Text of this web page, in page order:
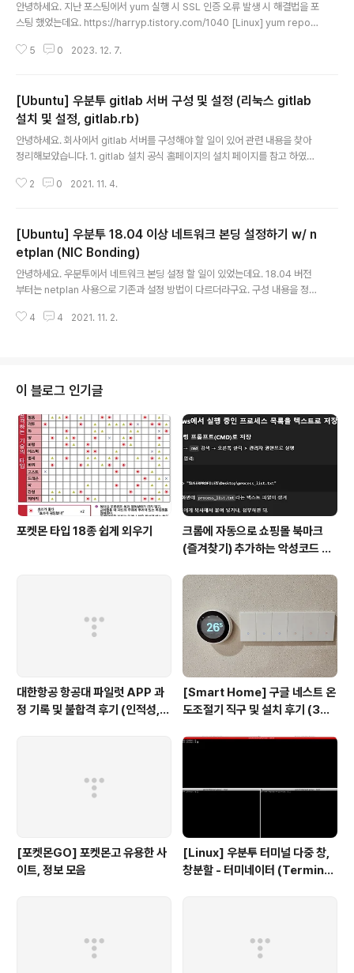
안녕하세요. 지난 포스팅에서 yum 실행 시 SSL 인증 오류 발생 시 해결법을 포
스팅 했었는데요. https://harryp.tistory.com/1040 [Linux] yum reposi
같은 환경에서는 외부 네트워크가 연결되어 있다 하더라도 SSL 인증 문제로 y
적용하는 방법 이었고, 전체 repository 에 일괄로 적용하는 방법을 알게되어
공유 드립니다. 방법은 무지 간단합니다. yum conf 파일인 /etc/yum.conf..
5 0 2023. 12. 7.
[Ubuntu] 우분투 gitlab 서버 구성 및 설정 (리눅스 gitlab
설치 및 설정, gitlab.rb)
안녕하세요. 회사에서 gitlab 서버를 구성해야 할 일이 있어 관련 내용을 찾아
정리해보았습니다. 1. gitlab 설치 공식 홈페이지의 설치 페이지를 참고 하였습
Learn about the various GitLab installation packages and downlo
udo apt-get update # sudo apt-get install -y curl openssh-serve
r c..
2 0 2021. 11. 4.
[Ubuntu] 우분투 18.04 이상 네트워크 본딩 설정하기 w/ n
etplan (NIC Bonding)
안녕하세요. 우분투에서 네트워크 본딩 설정 할 일이 있었는데요. 18.04 버전
부터는 netplan 사용으로 기존과 설정 방법이 다르더라구요. 구성 내용을 정리
치해 줍니다. # sudo apt-get install ifenslave 2. bonding 모듈 작업 다
er-all.yaml 파일 수정 다음 파일을 root 권한으로 수정해 줍니다. /etc..
4 4 2021. 11. 2.
이 블로그 인기글
포켓몬 타입 18종 쉽게 외우기
크롬에 자동으로 쇼핑몰 북마크
(즐겨찾기) 추가하는 악성코드 삭
servicepack)
대한항공 항공대 파일럿 APP 과
정 기록 및 불합격 후기 (인적성,
[Smart Home] 구글 네스트 온
도조절기 직구 및 설치 후기 (3세
[포켓몬GO] 포켓몬고 유용한 사
이트, 정보 모음
[Linux] 우분투 터미널 다중 창,
창분할 - 터미네이터 (Terminat